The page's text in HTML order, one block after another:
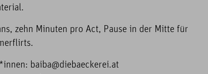
zehn Minuten pro Act, Pause in der Mitte für
baiba@diebaeckerei.at